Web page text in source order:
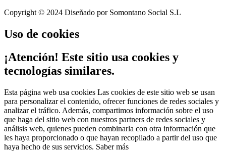
Copyright © 2024 Diseñado por Somontano Social S.L
Uso de cookies
¡Atención! Este sitio usa cookies y
tecnologías similares.
Esta página web usa cookies Las cookies de este sitio web se usan
para personalizar el contenido, ofrecer funciones de redes sociales y
analizar el tráfico. Además, compartimos información sobre el uso
que haga del sitio web con nuestros partners de redes sociales y
análisis web, quienes pueden combinarla con otra información que
les haya proporcionado o que hayan recopilado a partir del uso que
haya hecho de sus servicios. Saber más